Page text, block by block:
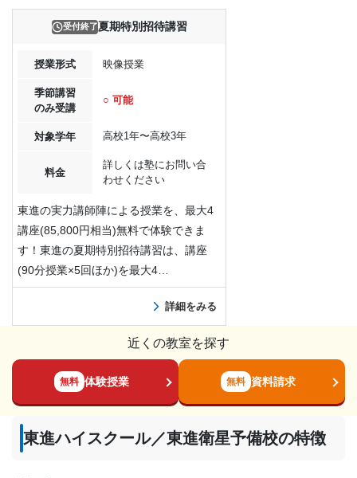
受付終了夏期特別招待講習
授業形式 映像授業
季節講習
のみ受講
○ 可能
対象学年 高校1年〜高校3年
料金
詳しくは塾にお問い合
わせください
東進の実力講師陣による授業を、最大4
講座(85,800円相当)無料で体験できま
す！東進の夏期特別招待講習は、講座
(90分授業×5回ほか)を最大4…
詳細をみる
近くの教室を探す
無料 体験授業 無料 資料請求
東進ハイスクール／東進衛星予備校の特徴